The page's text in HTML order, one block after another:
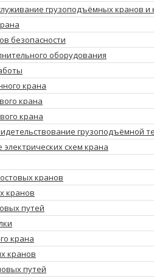
грузоподъёмных кранов и
безопасности
оборудования
крана
крана
крана
грузоподъёмной
схем крана
кранов
кранов
путей
крана
кранов
путей